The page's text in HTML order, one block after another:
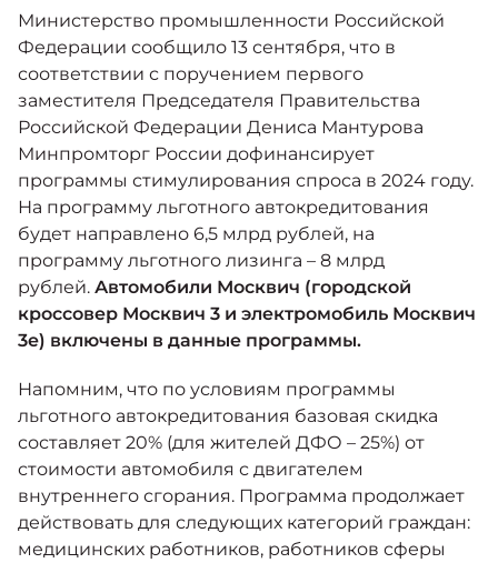
Яркий динамичный седан
от 2 237 000 ₽*
Москвич 3 с ручным
управлением (РУ)
Кроссовер, создающий равные
возможности
от 2 069 000 ₽*
Москвич 8
Практичный семиместный
от 3 125 000 ₽*
Кредитные программы
Спецпредложения
Калькулятор трейд-ин
Страховые программы
Моторное масло
СЕРВИСНЫЕ АКЦИИ
АКСЕССУАРЫ
КОНТАКТЫ
Министерство промышленности Российской
Федерации сообщило 13 сентября, что в
соответствии с поручением первого
заместителя Председателя Правительства
Российской Федерации Дениса Мантурова
Минпромторг России дофинансирует
программы стимулирования спроса в 2024 году.
На программу льготного автокредитования
будет направлено 6,5 млрд рублей, на
программу льготного лизинга – 8 млрд
рублей. Автомобили Москвич (городской
кроссовер Москвич 3 и электромобиль Москвич
3е) включены в данные программы.
Напомним, что по условиям программы
льготного автокредитования базовая скидка
составляет 20% (для жителей ДФО – 25%) от
стоимости автомобиля с двигателем
внутреннего сгорания. Программа продолжает
действовать для следующих категорий граждан:
медицинских работников, работников сферы